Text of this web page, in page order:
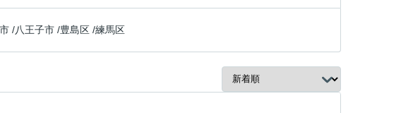
/八王子市 /豊島区 /練馬区